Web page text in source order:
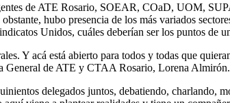
de ATE Rosario, SOEAR, COaD, UOM,
hubo presencia de los más variados
Unidos, cuáles deberían ser los puntos
Y acá está abierto para todos y todas que
General de ATE y CTAA Rosario, Lorena Almirón.
delegados juntos, debatiendo, charlando,